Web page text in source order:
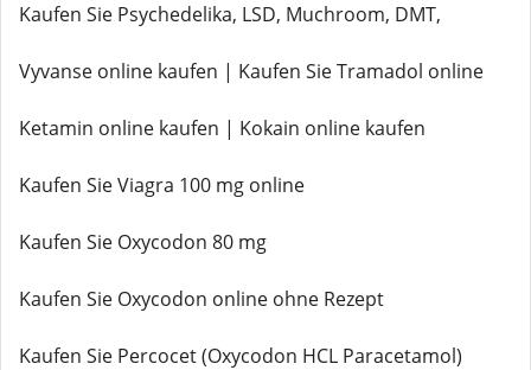
Kaufen Sie Psychedelika, LSD, Muchroom, DMT,
Vyvanse online kaufen | Kaufen Sie Tramadol online
Ketamin online kaufen | Kokain online kaufen
Kaufen Sie Viagra 100 mg online
Kaufen Sie Oxycodon 80 mg
Kaufen Sie Oxycodon online ohne Rezept
Kaufen Sie Percocet (Oxycodon HCL Paracetamol)